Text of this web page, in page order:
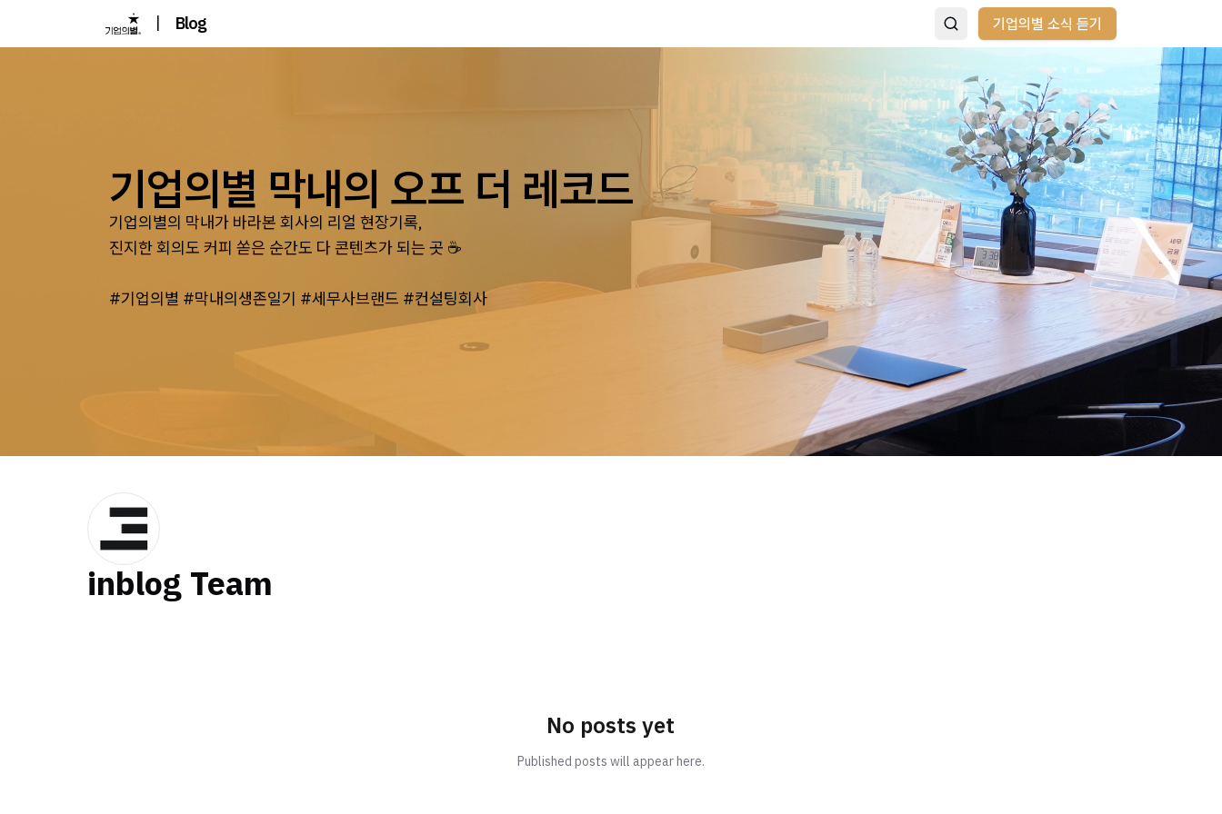
| Blog 기업의별 소식 듣기
기업의별 막내의 오프 더 레코드
기업의별의 막내가 바라본 회사의 리얼 현장기록,
진지한 회의도 커피 쏟은 순간도 다 콘텐츠가 되는 곳 ☕
#기업의별 #막내의생존일기 #세무사브랜드 #컨설팅회사
inblog Team
No posts yet
Published posts will appear here.